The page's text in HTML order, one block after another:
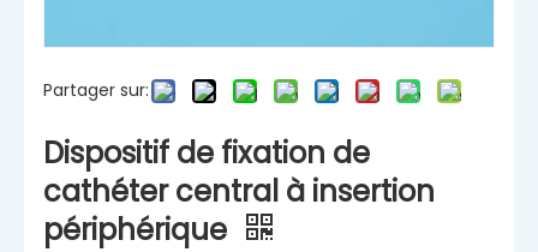
Partager sur:
Dispositif de fixation de
cathéter central à insertion
périphérique